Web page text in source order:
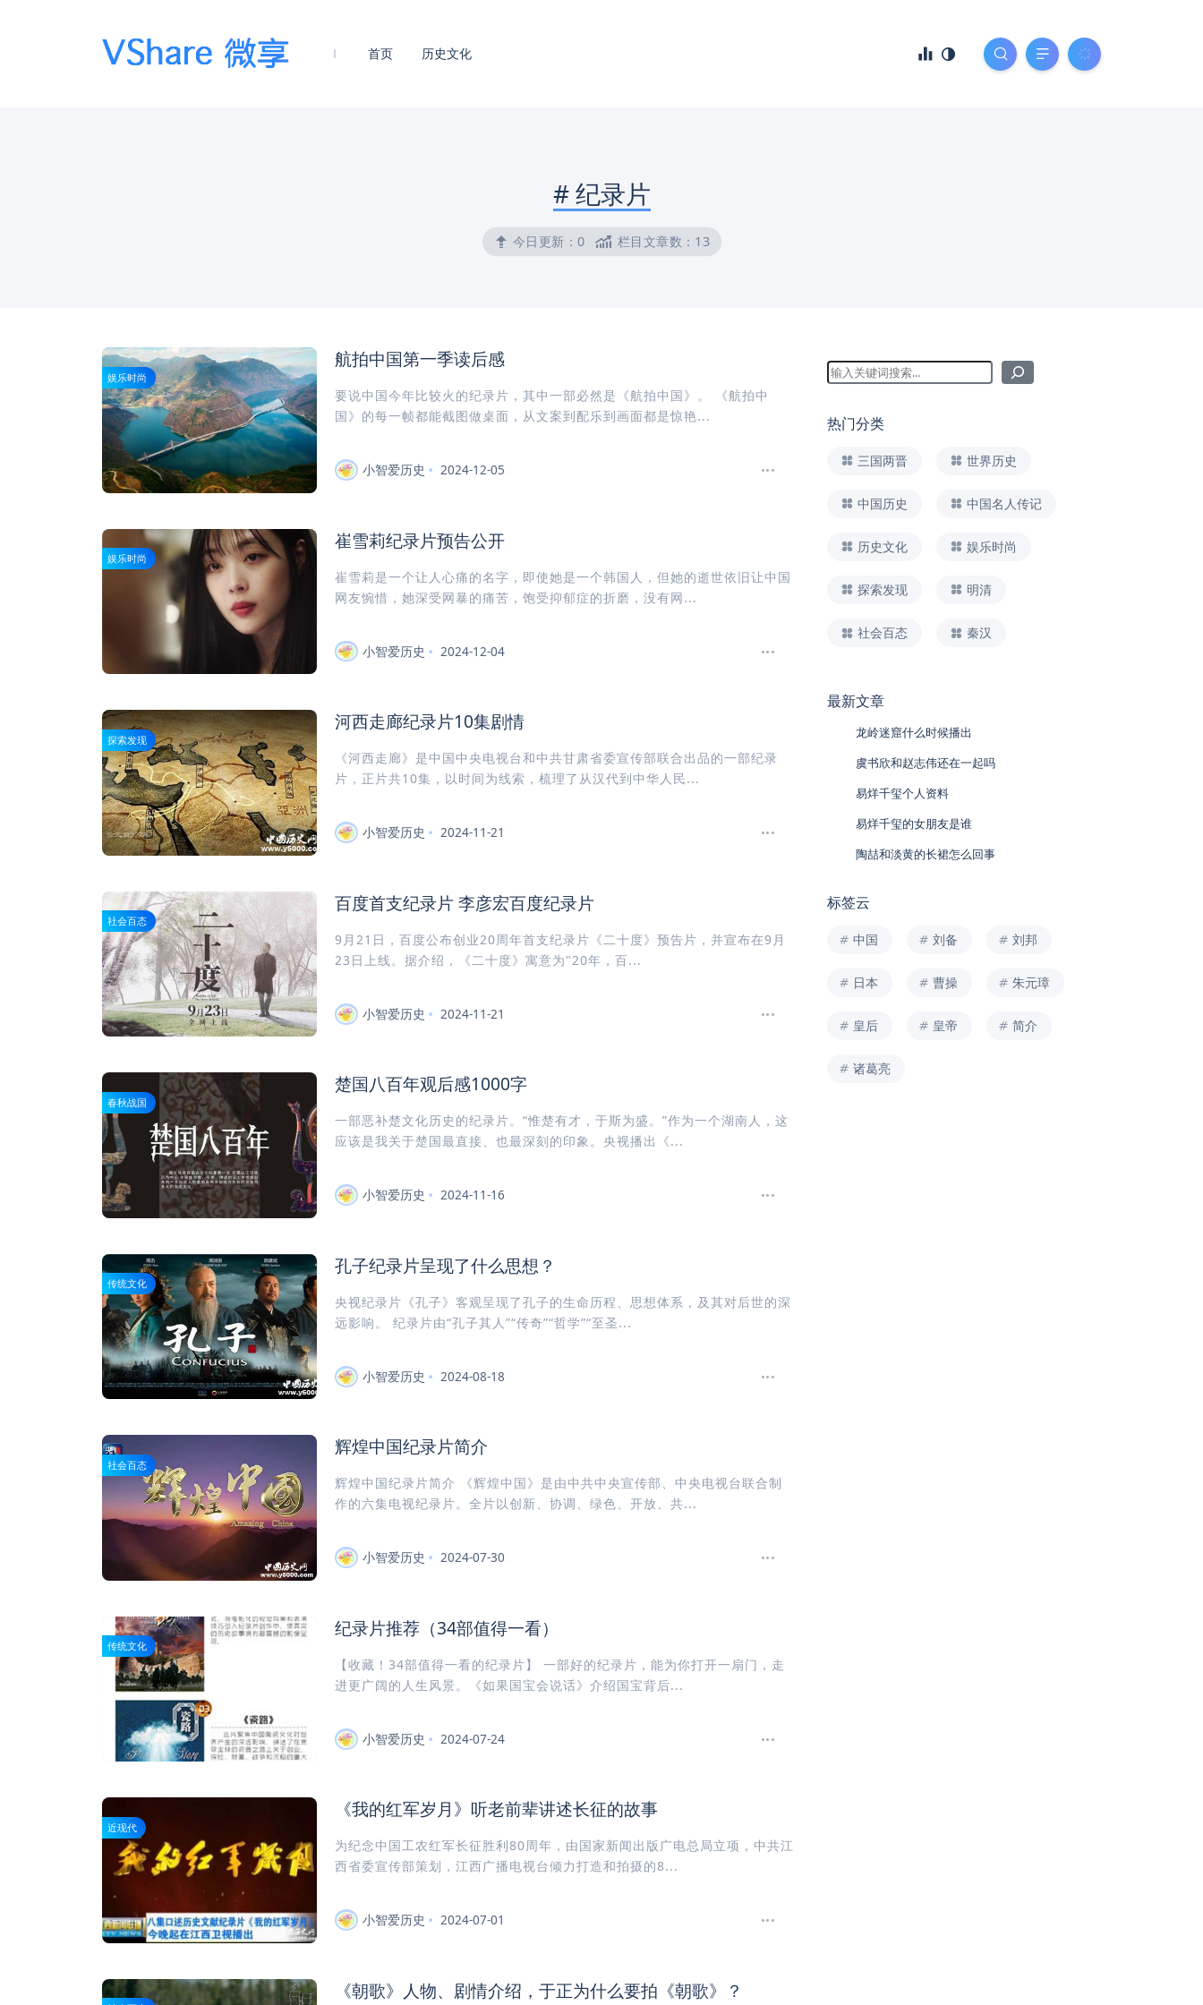
首页 历史文化
#纪录片
今日更新： 0 栏目文章数： 13
娱乐时尚
航拍中国第一季读后感
要说中国今年比较火的纪录片，其中一部必然是《航拍中国》。 《航拍中
国》的每一帧都能截图做桌面，从文案到配乐到画面都是惊艳...
小智爱历史 2024-12-05
娱乐时尚
崔雪莉纪录片预告公开
崔雪莉是一个让人心痛的名字，即使她是一个韩国人，但她的逝世依旧让中国
网友惋惜，她深受网暴的痛苦，饱受抑郁症的折磨，没有网...
小智爱历史 2024-12-04
探索发现
河西走廊纪录片10集剧情
《河西走廊》是中国中央电视台和中共甘肃省委宣传部联合出品的一部纪录
片，正片共10集，以时间为线索，梳理了从汉代到中华人民...
小智爱历史 2024-11-21
社会百态
百度首支纪录片 李彦宏百度纪录片
9月21日，百度公布创业20周年首支纪录片《二十度》预告片，并宣布在9月
23日上线。据介绍，《二十度》寓意为"20年，百...
小智爱历史 2024-11-21
春秋战国
楚国八百年观后感1000字
一部恶补楚文化历史的纪录片。“惟楚有才，于斯为盛。”作为一个湖南人，这
应该是我关于楚国最直接、也最深刻的印象。央视播出《...
小智爱历史 2024-11-16
传统文化
孔子纪录片呈现了什么思想？
央视纪录片《孔子》客观呈现了孔子的生命历程、思想体系，及其对后世的深
远影响。 纪录片由“孔子其人”“传奇”“哲学”“至圣...
小智爱历史 2024-08-18
社会百态
辉煌中国纪录片简介
辉煌中国纪录片简介 《辉煌中国》是由中共中央宣传部、中央电视台联合制
作的六集电视纪录片。全片以创新、协调、绿色、开放、共...
小智爱历史 2024-07-30
传统文化
纪录片推荐（34部值得一看）
【收藏！34部值得一看的纪录片】 一部好的纪录片，能为你打开一扇门，走
进更广阔的人生风景。《如果国宝会说话》介绍国宝背后...
小智爱历史 2024-07-24
近现代
《我的红军岁月》听老前辈讲述长征的故事
为纪念中国工农红军长征胜利80周年，由国家新闻出版广电总局立项，中共江
西省委宣传部策划，江西广播电视台倾力打造和拍摄的8...
小智爱历史 2024-07-01
《朝歌》人物、剧情介绍，于正为什么要拍《朝歌》？
热门分类
三国两晋 世界历史
中国历史 中国名人传记
历史文化 娱乐时尚
探索发现 明清
社会百态 秦汉
最新文章
龙岭迷窟什么时候播出
虞书欣和赵志伟还在一起吗
易烊千玺个人资料
易烊千玺的女朋友是谁
陶喆和淡黄的长裙怎么回事
标签云
中国 刘备 刘邦
日本 曹操 朱元璋
皇后 皇帝 简介
诸葛亮